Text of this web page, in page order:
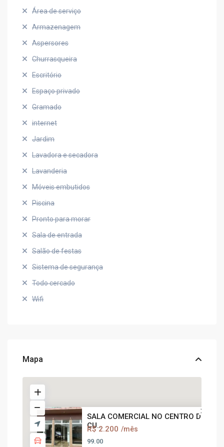
Área de serviço
Armazenagem
Aspersores
Churrasqueira
Escritório
Espaço privado
Gramado
internet
Jardim
Lavadora e secadora
Lavanderia
Móveis embutidos
Piscina
Pronto para morar
Sala de entrada
Salão de festas
Sistema de segurança
Todo cercado
Wifi
Mapa
SALA COMERCIAL NO CENTRO DE
CU...
R$ 2.200 /mês
99.00